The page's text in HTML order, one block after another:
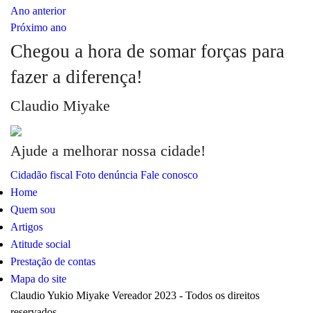
Ano anterior
Próximo ano
Chegou a hora de somar forças para
fazer a diferença!
Claudio Miyake
Ajude a melhorar nossa cidade!
Cidadão fiscal Foto denúncia Fale conosco
Home
Quem sou
Artigos
Atitude social
Prestação de contas
Mapa do site
Claudio Yukio Miyake Vereador 2023 - Todos os direitos